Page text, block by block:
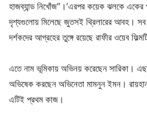
হাজব্যান্ড নিখোঁজ“।’এরপর কয়েক ঝলকে
দৃশ্যগুলোয় মিলেছে জুতসই থ্রিলারের আবহ। সব
দর্শকদের আগ্রহের তুঙ্গে রয়েছে রাফীর ওয়েব
এতে নাম ভূমিকায় অভিনয় করেছেন সারিকা।
অভিষেক করছেন অভিনেতা মামনুন ইমন। রায়হান
এটিই প্রথম কাজ।